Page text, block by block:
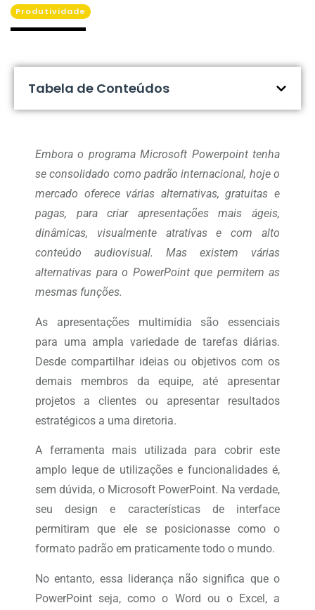
Produtividade
Tabela de Conteúdos
Embora o programa Microsoft Powerpoint tenha
se consolidado como padrão internacional, hoje o
mercado oferece várias alternativas, gratuitas e
pagas, para criar apresentações mais ágeis,
dinâmicas, visualmente atrativas e com alto
conteúdo audiovisual. Mas existem várias
alternativas para o PowerPoint que permitem as
mesmas funções.
As apresentações multimídia são essenciais
para uma ampla variedade de tarefas diárias.
Desde compartilhar ideias ou objetivos com os
demais membros da equipe, até apresentar
projetos a clientes ou apresentar resultados
estratégicos a uma diretoria.
A ferramenta mais utilizada para cobrir este
amplo leque de utilizações e funcionalidades é,
sem dúvida, o Microsoft PowerPoint. Na verdade,
seu design e características de interface
permitiram que ele se posicionasse como o
formato padrão em praticamente todo o mundo.
No entanto, essa liderança não significa que o
PowerPoint seja, como o Word ou o Excel, a